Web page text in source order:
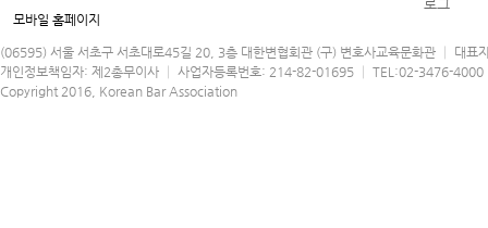
모바일 홈페이지
(06595) 서울 서초구 서초대로45길 20, 3층 대한변협회관 (구) 변호사교육문화관 │ 대표
개인정보책임자: 제2총무이사 │ 사업자등록번호: 214-82-01695 │ TEL:02-3476-
Copyright 2016, Korean Bar Association